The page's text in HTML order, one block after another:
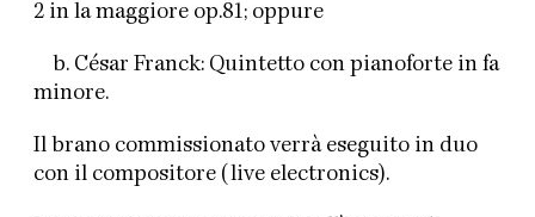
2 in la maggiore op.81; oppure
b. César Franck: Quintetto con pianoforte in fa
minore.
Il brano commissionato verrà eseguito in duo
con il compositore (live electronics).